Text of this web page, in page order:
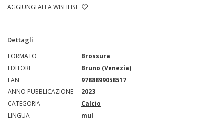
AGGIUNGI ALLA WISHLIST
Dettagli
FORMATO
Brossura
EDITORE
Bruno (Venezia)
EAN
9788899058517
ANNO PUBBLICAZIONE
2023
CATEGORIA
Calcio
LINGUA
mul